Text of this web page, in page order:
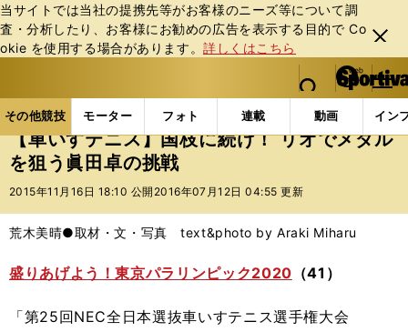
当サイトでは当社の提携先等がお客様のニーズ等について調
査・分析したり、お客様にお勧めの広告を表⽰する⽬的で Co
okie を使⽤する場合があります。詳しくはこちら
閉じ
る
web Sportiva (webスポルティーバ)
検索
マイペ
ー
ジ
メニュ
その他競技 モーター フォト 連載 動画 イン
ス
ポ
ル
バ
その他競技の記事一覧 パラスポーツ 【車いすテニ
【車いすテニス】国枝に続け！ リオでメダル
を狙う眞田卓の挑戦
2015年11月16日 18:10 公開 2016年07月12日 04:55 更新
荒木美晴●取材・文・写真 text&photo by Araki Miharu
盛りあげよう！東京パラリンピック2020 （41）
「第25回NEC全日本選抜車いすテニス選手権大会